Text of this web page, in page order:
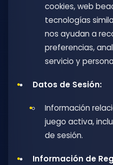
cookies, web
tecnologías
nos ayudan a
preferencias,
servicio y
Datos de Sesión:
Información
juego activa,
de sesión.
Información de